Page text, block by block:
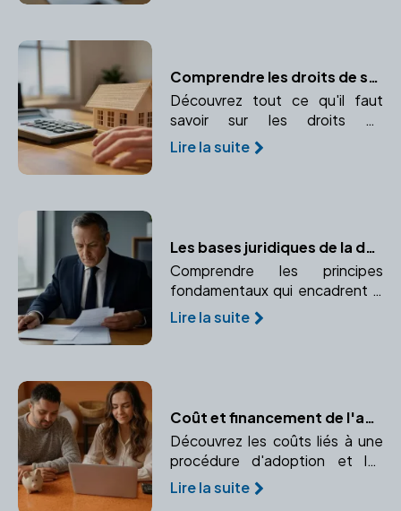
Comprendre les droits de succession : calcul et paiement
Découvrez tout ce qu'il faut
savoir sur les droits de
succession, leur calcul et leur
paiement. Comprendre
Lire la suite
Les bases juridiques de la donation
Comprendre les principes
fondamentaux qui encadrent la
donation selon le droit français.
Lire la suite
Coût et financement de l'adoption : Prévisions budgétaires et aides financières
Découvrez les coûts liés à une
procédure d'adoption et les
différentes possibilités de
financement. Informez-vous sur
Lire la suite